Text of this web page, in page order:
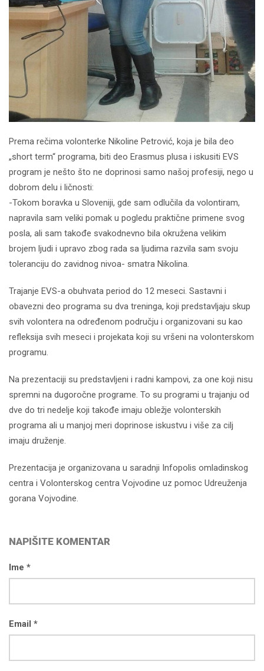
Prema rečima volonterke Nikoline Petrović, koja je bila deo
„short term“ programa, biti deo Erasmus plusa i iskusiti EVS
program je nešto što ne doprinosi samo našoj profesiji, nego u
dobrom delu i ličnosti:
-Tokom boravka u Sloveniji, gde sam odlučila da volontiram,
napravila sam veliki pomak u pogledu praktične primene svog
posla, ali sam takođe svakodnevno bila okružena velikim
brojem ljudi i upravo zbog rada sa ljudima razvila sam svoju
toleranciju do zavidnog nivoa- smatra Nikolina.
Trajanje EVS-a obuhvata period do 12 meseci. Sastavni i
obavezni deo programa su dva treninga, koji predstavljaju skup
svih volontera na određenom području i organizovani su kao
refleksija svih meseci i projekata koji su vršeni na volonterskom
programu.
Na prezentaciji su predstavljeni i radni kampovi, za one koji nisu
spremni na dugoročne programe. To su programi u trajanju od
dve do tri nedelje koji takođe imaju obležje volonterskih
programa ali u manjoj meri doprinose iskustvu i više za cilj
imaju druženje.
Prezentacija je organizovana u saradnji Infopolis omladinskog
centra i Volonterskog centra Vojvodine uz pomoc Udreuženja
gorana Vojvodine.
NAPIŠITE KOMENTAR
Ime *
Email *